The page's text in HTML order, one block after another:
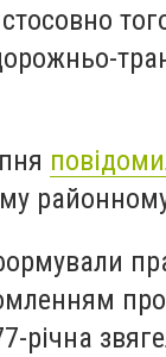
районному
річна